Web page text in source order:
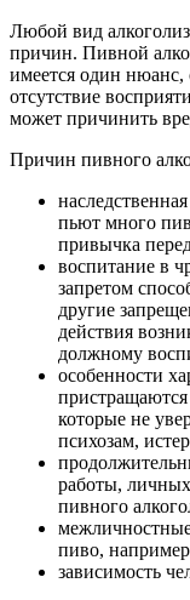
Любой вид
причин. Пивной
имеется один нюанс,
отсутствие
может причинить
Причин пивного
пьют много
привычка
воспитание в
запретом
другие
действия
должному
особенности
которые не
психозам,
работы,
пивного
пиво,
зависимость